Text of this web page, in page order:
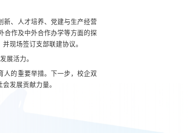
新、人才培养、党建与生产经营
合作及中外合作办学等方面的探
现场签订支部联建协议。
展活力。
人的重要举措。下一步，校企双
发展贡献力量。